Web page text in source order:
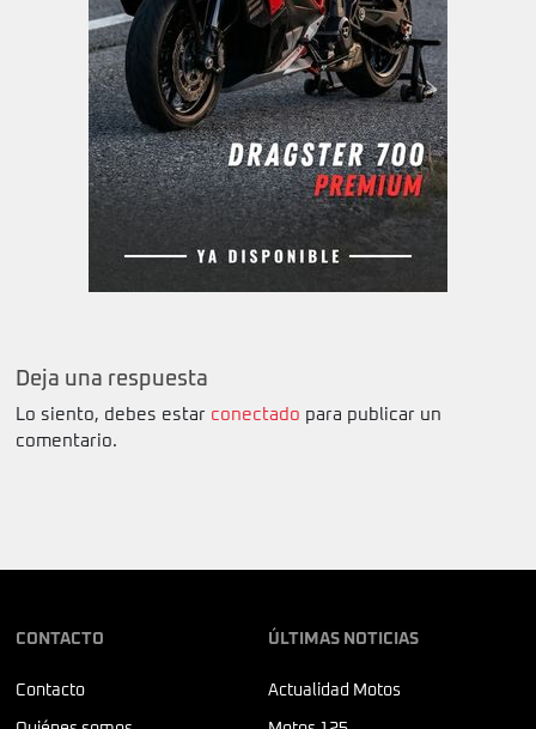
Deja una respuesta
Lo siento, debes estar conectado para publicar un
comentario.
CONTACTO
Contacto
ÚLTIMAS NOTICIAS
Actualidad Motos